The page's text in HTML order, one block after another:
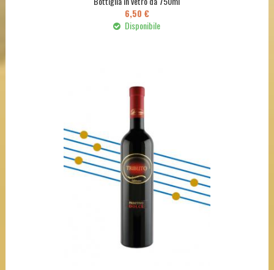
6,50 €
Disponibile